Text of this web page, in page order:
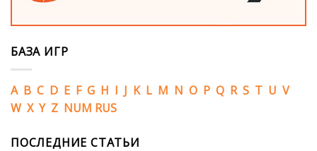
БАЗА ИГР
A B C D E F G H I J K L M N O P Q R S T U V
W X Y Z NUM RUS
ПОСЛЕДНИЕ СТАТЬИ